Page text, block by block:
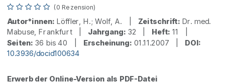
(0 Rezension)
Autor*innen: Löffler, H.; Wolf, A. | Zeitschrift: Dr. med.
Mabuse, Frankfurt | Jahrgang: 32 | Heft: 11 |
Seiten: 36 bis 40 | Erscheinung: 01.11.2007 | DOI:
10.3936/docid100634
Erwerb der Online-Version als PDF-Datei